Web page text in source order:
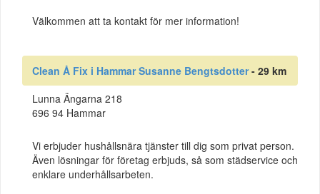
Välkommen att ta kontakt för mer information!
Clean Å Fix i Hammar Susanne Bengtsdotter- 29 km
Lunna Ängarna 218
696 94 Hammar
Vi erbjuder hushållsnära tjänster till dig som privat person.
Även lösningar för företag erbjuds, så som städservice och
enklare underhållsarbeten.